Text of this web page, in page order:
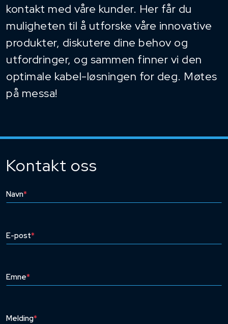
kontakt med våre kunder. Her får du
muligheten til å utforske våre innovative
produkter, diskutere dine behov og
utfordringer, og sammen finner vi den
optimale kabel-løsningen for deg. Møtes
på messa!
Kontakt oss
Navn*
E-post*
Emne*
Melding*